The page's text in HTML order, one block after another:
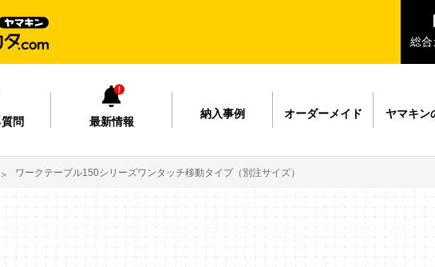
総合
問 最新情報
納入事例 オーダーメイド ヤマキン
ワークテーブル150シリーズワンタッチ移動タイプ（別注サイズ）